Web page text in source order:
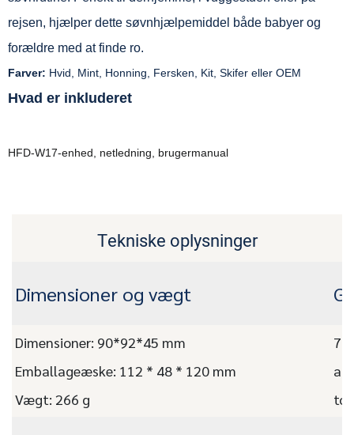
rejsen, hjælper dette søvnhjælpemiddel både babyer og
forældre med at finde ro.
Farver: Hvid, Mint, Honning, Fersken, Kit, Skifer eller OEM
Hvad er inkluderet
HFD-W17-enhed, netledning, brugermanual
Tekniske oplysninger
Dimensioner og vægt
Dimensioner: 90*92*45 mm
Emballageæske: 112 * 48 * 120 mm
Vægt: 266 g
af